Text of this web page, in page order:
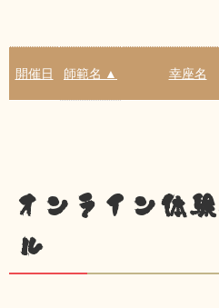
開催日 師範名 ▲ 幸座名
オンライン体
ル